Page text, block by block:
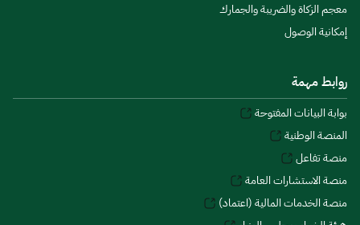
معجم الزكاة والضريبة والجمارك
إمكانية الوصول
روابط مهمة
بوابة البيانات المفتوحة
المنصة الوطنية
منصة تفاعل
منصة الاستشارات العامة
منصة الخدمات المالية (اعتماد)